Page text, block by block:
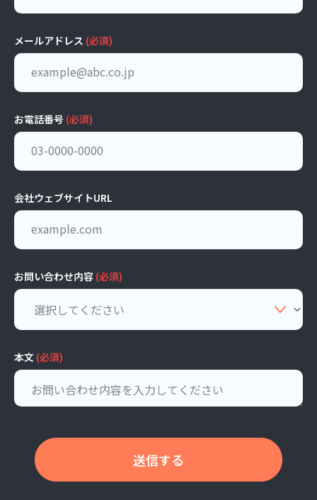
メールアドレス (必須)
お電話番号 (必須)
会社ウェブサイトURL
お問い合わせ内容 (必須)
本文 (必須)
送信する